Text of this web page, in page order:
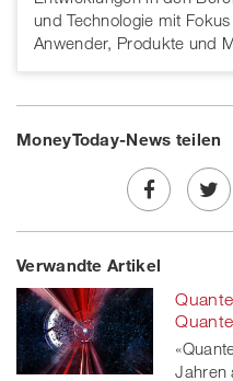
und Technologie mit
Anwender, Produkte und
MoneyToday-News teilen
Share
on
Facebook
Twe
on
twitt
Verwandte Artikel
Jahren